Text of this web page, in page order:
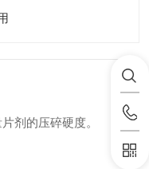
剂的压碎硬度。